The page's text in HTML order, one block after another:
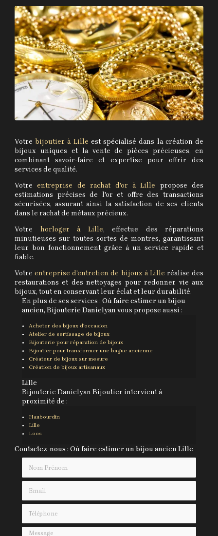
Votrebijoutier à Lille est spécialisé dans la création de
bijoux uniques et la vente de pièces précieuses, en
combinant savoir-faire et expertise pour offrir des
services de qualité.
Votreentreprise de rachat d'or à Lille propose des
estimations précises de l'or et offre des transactions
sécurisées, assurant ainsi la satisfaction de ses clients
dans le rachat de métaux précieux.
Votre horloger à Lille, effectue des réparations
minutieuses sur toutes sortes de montres, garantissant
leur bon fonctionnement grâce à un service rapide et
fiable.
Votreentreprise d'entretien de bijoux à Lille réalise des
restaurations et des nettoyages pour redonner vie aux
bijoux, tout en conservant leur éclat et leur durabilité.
En plus de ses services : Où faire estimer un bijou
ancien, Bijouterie Danielyan vous propose aussi :
Acheter des bijoux d'occasion
Atelier de sertissage de bijoux
Bijouterie pour réparation de bijoux
Bijoutier pour transformer une bague ancienne
Créateur de bijoux sur mesure
Création de bijoux artisanaux
Lille
Bijouterie Danielyan Bijoutier intervient à
proximité de :
Haubourdin
Lille
Loos
Contactez-nous : Où faire estimer un bijou ancien Lille
Message